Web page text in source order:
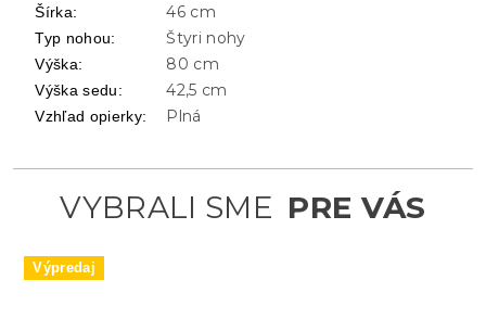
Výpredaj
Šírka: 46 cm
Typ nohou: Štyri nohy
Výška: 80 cm
Výška sedu: 42,5 cm
Vzhľad opierky: Plná